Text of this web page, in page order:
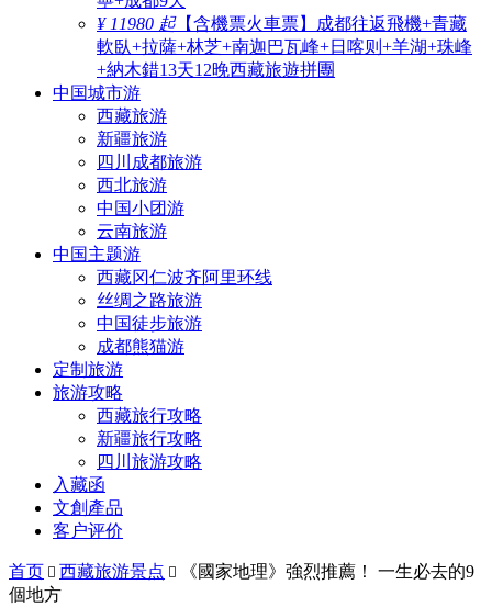
¥ 11980 起【含機票火車票】成都往返飛機+青藏
軟臥+拉薩+林芝+南迦巴瓦峰+日喀则+羊湖+珠峰
+納木錯13天12晚西藏旅遊拼團
中国城市游
西藏旅游
新疆旅游
四川成都旅游
西北旅游
中国小团游
云南旅游
中国主题游
西藏冈仁波齐阿里环线
丝绸之路旅游
中国徒步旅游
成都熊猫游
定制旅游
旅游攻略
西藏旅行攻略
新疆旅行攻略
四川旅游攻略
入藏函
文創產品
客户评价
首页  西藏旅游景点 
《國家地理》強烈推薦！ 一生必去的9
個地方